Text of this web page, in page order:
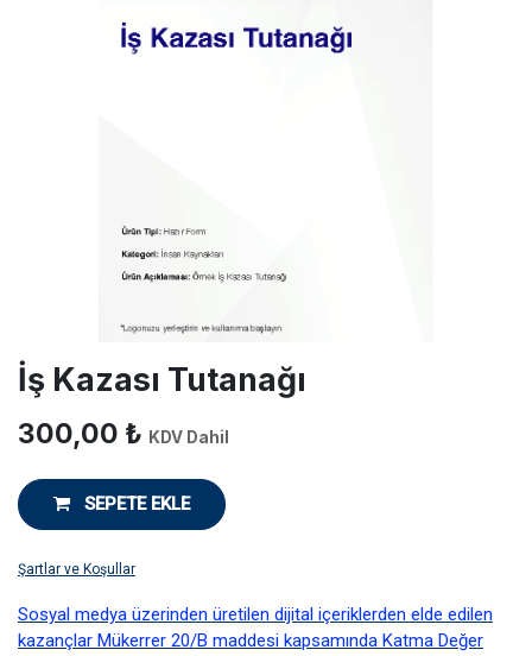
İş Kazası Tutanağı
300,00 ₺ KDV Dahil
SEPETE EKLE
Şartlar ve Koşullar
Sosyal medya üzerinden üretilen dijital içeriklerden elde edilen
kazançlar Mükerrer 20/B maddesi kapsamında Katma Değer